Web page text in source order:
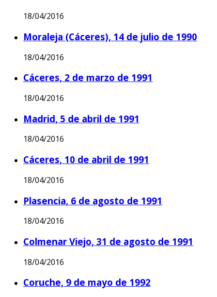
18/04/2016
Moraleja (Cáceres), 14 de julio de 1990
18/04/2016
Cáceres, 2 de marzo de 1991
18/04/2016
Madrid, 5 de abril de 1991
18/04/2016
Cáceres, 10 de abril de 1991
18/04/2016
Plasencia, 6 de agosto de 1991
18/04/2016
Colmenar Viejo, 31 de agosto de 1991
18/04/2016
Coruche, 9 de mayo de 1992